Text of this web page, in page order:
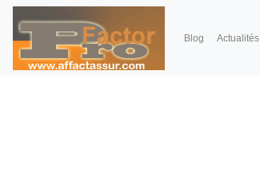
Blog Actualités